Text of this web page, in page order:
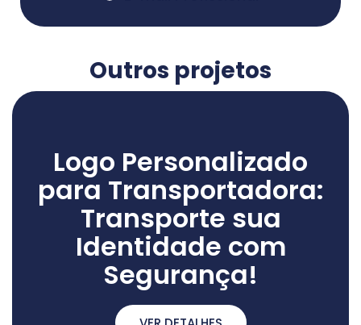
Outros projetos
Logo Personalizado
para Transportadora:
Transporte sua
Identidade com
Segurança!